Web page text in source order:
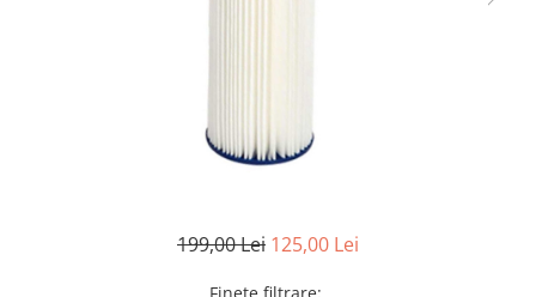
199,00 Lei 125,00 Lei